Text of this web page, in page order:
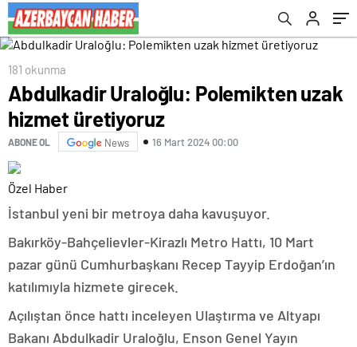
181 okunma
Abdulkadir Uraloğlu: Polemikten uzak
hizmet üretiyoruz
ABONE OL News 16 Mart 2024 00:00
Özel Haber
İstanbul yeni bir metroya daha kavuşuyor.
Bakırköy-Bahçelievler-Kirazlı Metro Hattı, 10 Mart
pazar günü Cumhurbaşkanı Recep Tayyip Erdoğan’ın
katılımıyla hizmete girecek.
Açılıştan önce hattı inceleyen Ulaştırma ve Altyapı
Bakanı Abdulkadir Uraloğlu, Enson Genel Yayın